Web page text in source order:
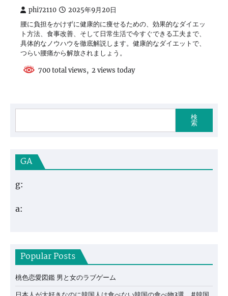
phi72110 2025年9月20日
腰に負担をかけずに健康的に痩せるための、効果的なダイエッ
ト方法、食事改善、そして日常生活で今すぐできる工夫まで、
具体的なノウハウを徹底解説します。健康的なダイエットで、
つらい腰痛から解放されましょう。
700 total views, 2 views today
検
索
GA
g:
a:
Popular Posts
桃色恋愛図鑑 男と女のラブゲーム